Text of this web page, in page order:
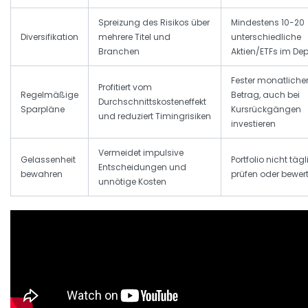
Diversifikation
Spreizung des Risikos über
mehrere Titel und
Branchen
Mindestens 10-20
unterschiedliche
Aktien/ETFs im
Regelmäßige
Sparpläne
Profitiert vom
Durchschnittskosteneffekt
und reduziert Timingrisiken
Fester monatlicher
Betrag, auch bei
Kursrückgängen
investieren
Gelassenheit
bewahren
Vermeidet impulsive
Entscheidungen und
unnötige Kosten
Portfolio nicht
prüfen oder